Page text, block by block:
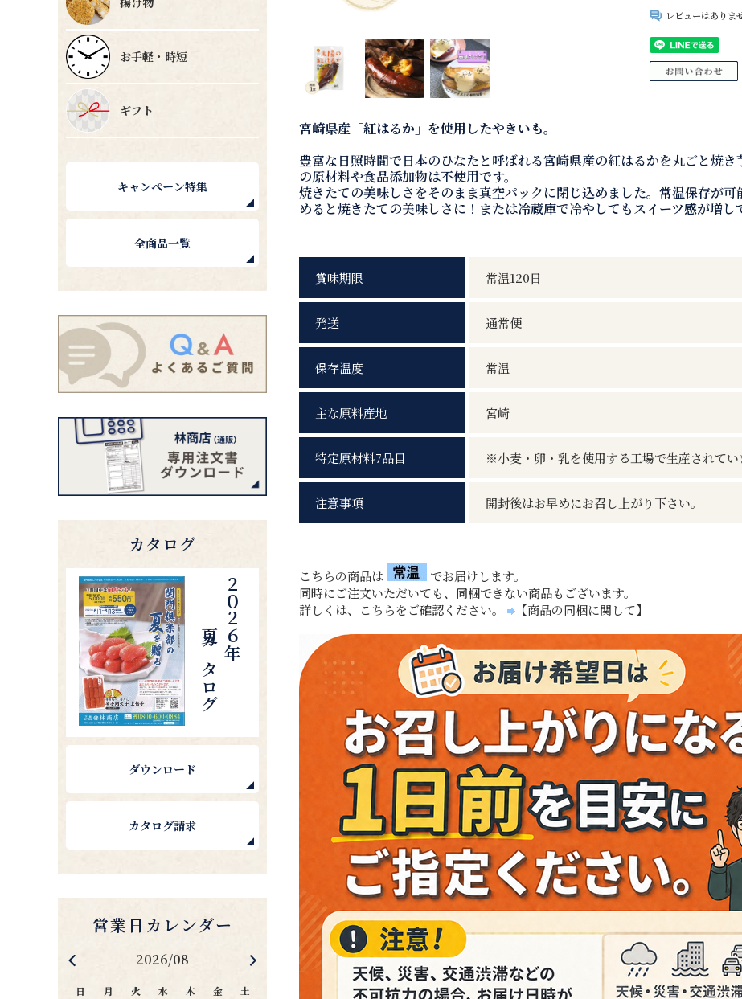
レビューはありま
宮崎県産「紅はるか」を使用したやきいも。
豊富な日照時間で日本のひなたと呼ばれる宮崎県産の紅はるかを丸ごと焼
の原材料や食品添加物は不使用です。
焼きたての美味しさをそのまま真空パックに閉じ込めました。常温保存が
めると焼きたての美味しさに！または冷蔵庫で冷やしてもスイーツ感が増し
賞味期限 常温120日
発送 通常便
保存温度 常温
主な原料産地 宮崎
特定原材料7品目 ※小麦・卵・乳を使用する工場で生産されてい
注意事項 開封後はお早めにお召し上がり下さい。
こちらの商品は
でお届けします。
同時にご注文いただいても、同梱できない商品もございます。
詳しくは、こちらをご確認ください。
【商品の同梱に関して】
お手軽・時短
ギフト
キャンペーン特集
全商品一覧
カタログ
２０２６年
夏カタログ
ダウンロード
カタログ請求
2026/08
日 月 火 水 木 金
土